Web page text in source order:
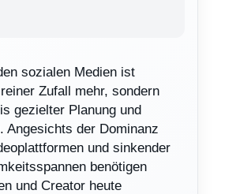
sozialen Medien ist
Zufall mehr, sondern
gezielter Planung und
Angesichts der Dominanz
und sinkender
benötigen
und Creator heute